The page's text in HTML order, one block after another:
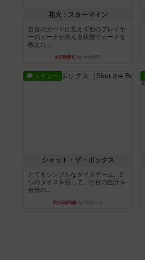
花火：スターマイン
自分のカードは見えず他のプレイヤ
ーのカードが見える状態でカードを
教えた...
約7時間前 by mob567
レビュー
シャット・ザ・ボックス
とてもシンプルなダイスゲーム。2
つのダイスを振って、出目の合計を
自分の...
約15時間前by OSAっち